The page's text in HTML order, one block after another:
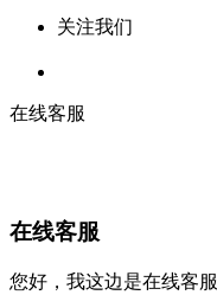
关注我们
在线客服
在线客服
您好，我这边是在线客服